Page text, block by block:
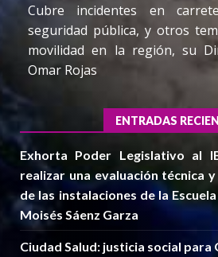
Cubre incidentes en
seguridad pública, y otros
movilidad en la región, su
Omar Rojas
ENTRADAS
Exhorta Poder Legislativo al
realizar una evaluación técnica
de las instalaciones de la
Moisés Sáenz Garza
Ciudad Salud: justicia social para